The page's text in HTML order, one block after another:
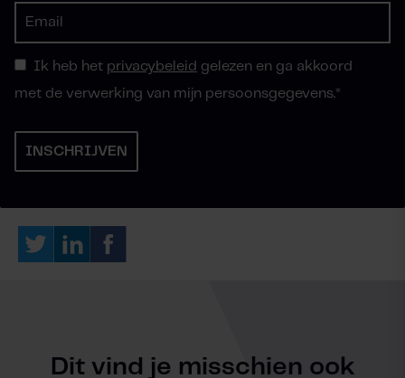
Ik heb het privacybeleid gelezen en ga akkoord
met de verwerking van mijn persoonsgegevens.*
Dit vind je misschien ook